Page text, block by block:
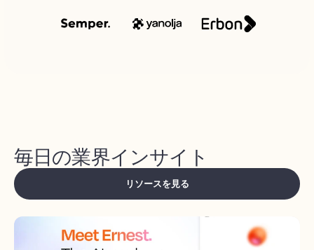
毎日の業界インサイト
リソースを見る